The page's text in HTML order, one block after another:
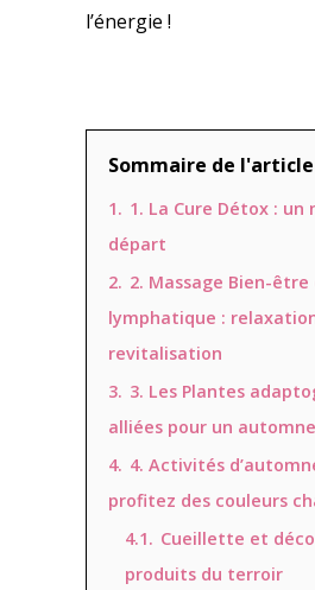
l’énergie !
Sommaire de l'article
1. 1. La Cure Détox : un
départ
2. 2. Massage Bien-
lymphatique :
revitalisation
3. 3. Les Plantes
alliées pour un
4. 4. Activités
profitez des couleurs
4.1. Cueillette et
produits du terroir